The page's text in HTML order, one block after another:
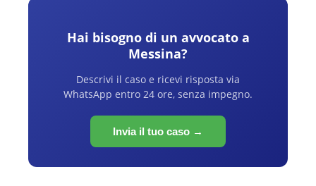
Hai bisogno di un avvocato a
Messina?
Descrivi il caso e ricevi risposta via
WhatsApp entro 24 ore, senza impegno.
Invia il tuo caso →